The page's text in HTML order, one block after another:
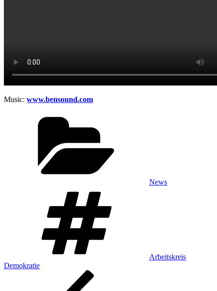
Music: www.bensound.com
News
Arbeitskreis
Demokratie
Beitragsnavigation